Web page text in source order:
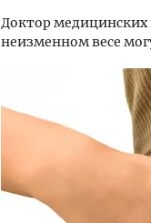
Доктор медицинских
неизменном весе